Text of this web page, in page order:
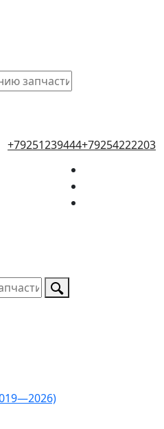
+79251239444+79254222203